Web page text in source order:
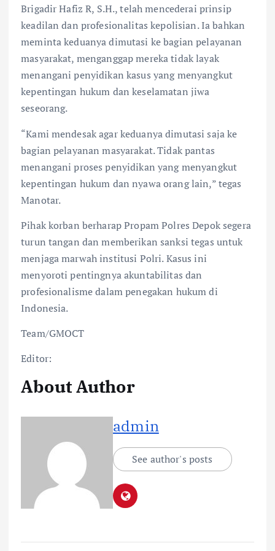
Brigadir Hafiz R, S.H., telah mencederai prinsip
keadilan dan profesionalitas kepolisian. Ia bahkan
meminta keduanya dimutasi ke bagian pelayanan
masyarakat, menganggap mereka tidak layak
menangani penyidikan kasus yang menyangkut
kepentingan hukum dan keselamatan jiwa
seseorang.
“Kami mendesak agar keduanya dimutasi saja ke
bagian pelayanan masyarakat. Tidak pantas
menangani proses penyidikan yang menyangkut
kepentingan hukum dan nyawa orang lain,” tegas
Manotar.
Pihak korban berharap Propam Polres Depok segera
turun tangan dan memberikan sanksi tegas untuk
menjaga marwah institusi Polri. Kasus ini
menyoroti pentingnya akuntabilitas dan
profesionalisme dalam penegakan hukum di
Indonesia.
Team/GMOCT
Editor:
About Author
admin
See author's posts